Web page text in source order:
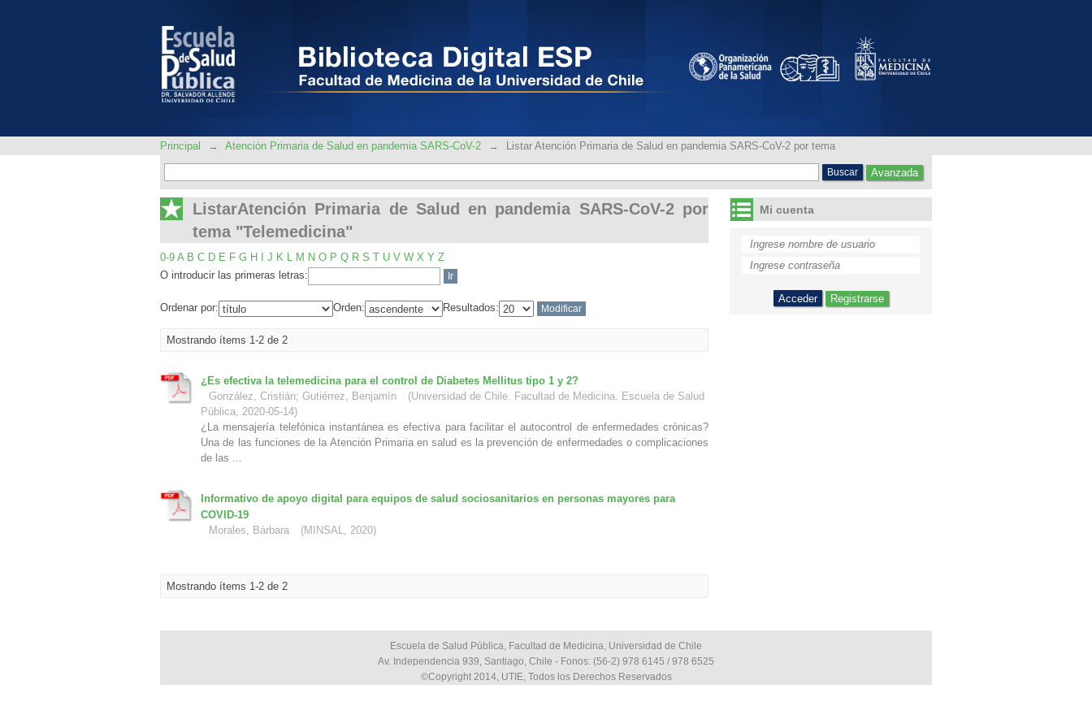
"Telemedicina"
Principal → Atención Primaria de Salud en pandemia SARS-CoV-2 → Listar Atención Primaria de Salud en pandemia SARS-CoV-2 por tema
Avanzada
ListarAtención Primaria de Salud en pandemia SARS-CoV-2 por
tema "Telemedicina"
0-9 A B C D E F G H J K L M N O P Q R S T U V W X Y Z
O introducir las primeras letras:
Ordenar por: Orden: Resultados:
Mostrando ítems 1-2 de 2
¿Es efectiva la telemedicina para el control de Diabetes Mellitus tipo 1 y 2?
González, Cristián; Gutiérrez, Benjamín (Universidad de Chile. Facultad de Medicina. Escuela de Salud
Pública, 2020-05-14)
¿La mensajería telefónica instantánea es efectiva para facilitar el autocontrol de enfermedades crónicas?
Una de las funciones de la Atención Primaria en salud es la prevención de enfermedades o complicaciones
de las ...
Informativo de apoyo digital para equipos de salud sociosanitarios en personas mayores para
COVID-19
Morales, Bárbara
(MINSAL, 2020)
Mostrando ítems 1-2 de 2
Mi cuenta
Registrarse
Escuela de Salud Pública, Facultad de Medicina, Universidad de Chile
Av. Independencia 939, Santiago, Chile - Fonos: (56-2) 978 6145 / 978 6525
©Copyright 2014, UTIE, Todos los Derechos Reservados